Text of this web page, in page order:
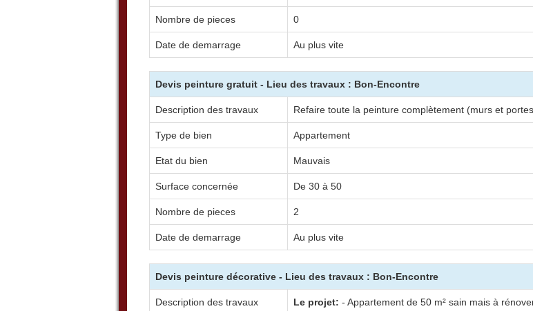
Nombre de pieces 0
Date de demarrage Au plus vite
Devis peinture gratuit - Lieu des travaux : Bon-Encontre
Description des travaux Refaire toute la peinture complètement (murs et
Type de bien Appartement
Etat du bien Mauvais
Surface concernée De 30 à 50
Nombre de pieces 2
Date de demarrage Au plus vite
Devis peinture décorative - Lieu des travaux : Bon-Encontre
Description des travaux Le projet: - Appartement de 50 m² sain mais à